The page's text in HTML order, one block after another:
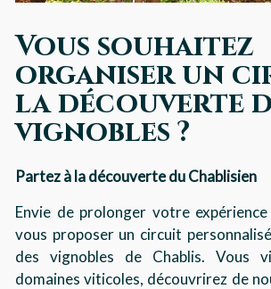
Vous souhaitez
organiser un
la découverte
vignobles ?
Partez à la découverte du Chablisien
Envie de prolonger votre
vous proposer un circuit
des vignobles de Chablis. Vous
domaines viticoles, découvrirez de